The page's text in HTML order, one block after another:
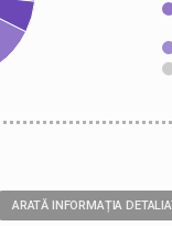
ARATĂ INFORMAȚIA